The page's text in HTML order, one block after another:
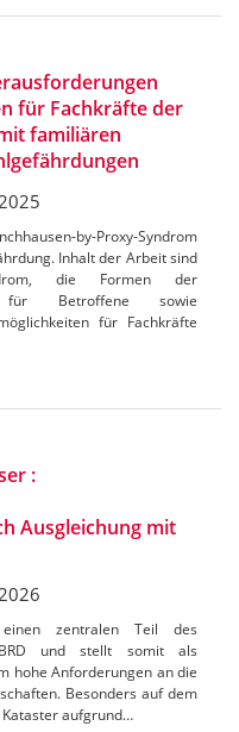
für Fachkräfte der
familiären
by-Proxy-Syndrom
Inhalt der Arbeit sind
die Formen der
für Betroffene sowie
für Fachkräfte
:
Ausgleichung mit
einen zentralen Teil des
BRD und stellt somit als
hohe Anforderungen an die
Besonders auf dem
Kataster aufgrund…